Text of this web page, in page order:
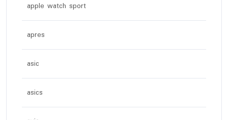
apple watch sport
apres
asic
asics